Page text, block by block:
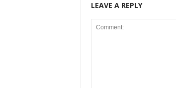
LEAVE A REPLY